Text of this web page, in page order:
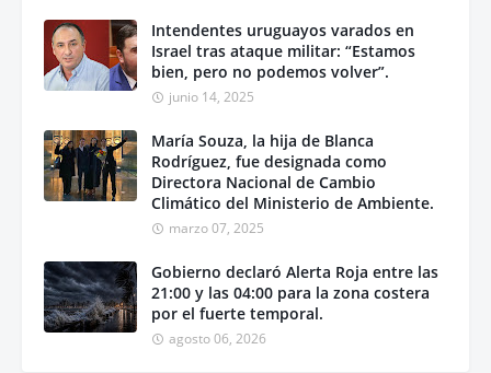
Intendentes uruguayos varados en
Israel tras ataque militar: “Estamos
bien, pero no podemos volver”.
junio 14, 2025
María Souza, la hija de Blanca
Rodríguez, fue designada como
Directora Nacional de Cambio
Climático del Ministerio de Ambiente.
marzo 07, 2025
Gobierno declaró Alerta Roja entre las
21:00 y las 04:00 para la zona costera
por el fuerte temporal.
agosto 06, 2026